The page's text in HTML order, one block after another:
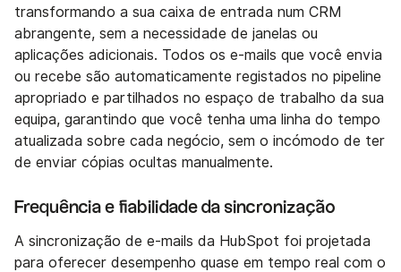
transformando a sua caixa de entrada num CRM
abrangente, sem a necessidade de janelas ou
aplicações adicionais. Todos os e-mails que você envia
ou recebe são automaticamente registados no pipeline
apropriado e partilhados no espaço de trabalho da sua
equipa, garantindo que você tenha uma linha do tempo
atualizada sobre cada negócio, sem o incómodo de ter
de enviar cópias ocultas manualmente.
Frequência e fiabilidade da sincronização
A sincronização de e-mails da HubSpot foi projetada
para oferecer desempenho quase em tempo real com o